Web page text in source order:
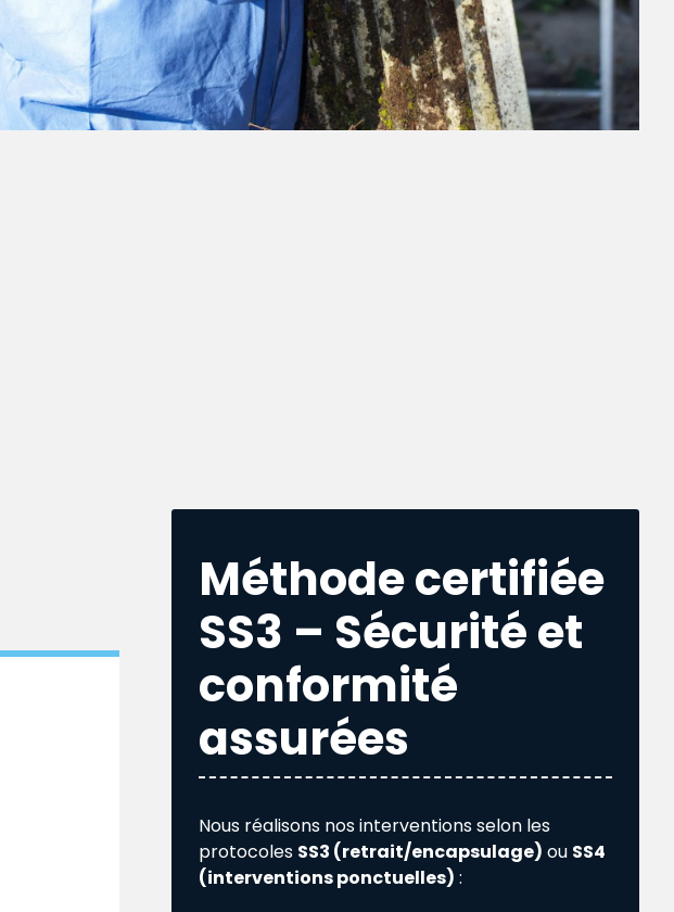
Méthode certifiée
SS3 – Sécurité et
conformité
assurées
Nous réalisons nos interventions selon les
protocoles SS3 (retrait/encapsulage) ou SS4
(interventions ponctuelles) :